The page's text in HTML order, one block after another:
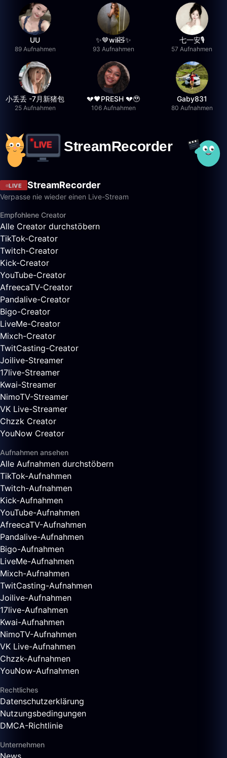
UU
89 Aufnahmen
✨🤎wil🧸✨
93 Aufnahmen
七一安🎙️
57 Aufnahmen
小丢丢 -7月新猪包
25 Aufnahmen
💔🖤PRESH 💔🥹
106 Aufnahmen
Gaby831
80 Aufnahmen
LIVE StreamRecorder
Verpasse nie wieder einen Live-Stream
Empfohlene Creator
Alle Creator durchstöbern
TikTok-Creator
Twitch-Creator
Kick-Creator
YouTube-Creator
AfreecaTV-Creator
Pandalive-Creator
Bigo-Creator
LiveMe-Creator
Mixch-Creator
TwitCasting-Creator
Joilive-Streamer
17live-Streamer
Kwai-Streamer
NimoTV-Streamer
VK Live-Streamer
Chzzk Creator
YouNow Creator
Aufnahmen ansehen
Alle Aufnahmen durchstöbern
TikTok-Aufnahmen
Twitch-Aufnahmen
Kick-Aufnahmen
YouTube-Aufnahmen
AfreecaTV-Aufnahmen
Pandalive-Aufnahmen
Bigo-Aufnahmen
LiveMe-Aufnahmen
Mixch-Aufnahmen
TwitCasting-Aufnahmen
Joilive-Aufnahmen
17live-Aufnahmen
Kwai-Aufnahmen
NimoTV-Aufnahmen
VK Live-Aufnahmen
Chzzk-Aufnahmen
YouNow-Aufnahmen
Rechtliches
Datenschutzerklärung
Nutzungsbedingungen
DMCA-Richtlinie
Unternehmen